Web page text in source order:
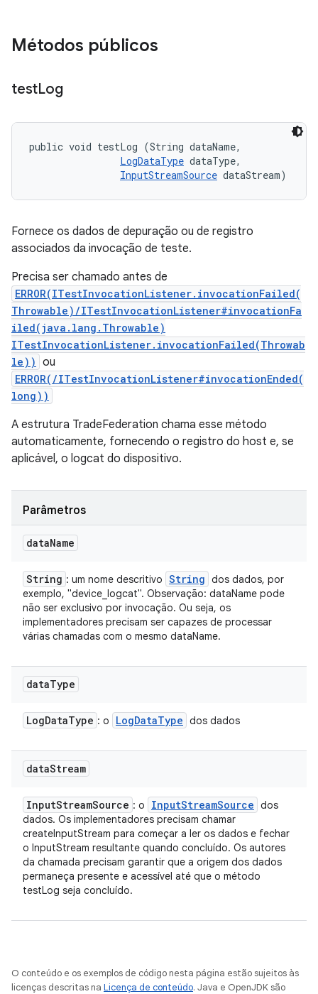
Métodos públicos
testLog
public void testLog (String dataName,
LogDataType dataType,
InputStreamSource dataStream)
Fornece os dados de depuração ou de registro
associados da invocação de teste.
Precisa ser chamado antes de
ERROR(ITestInvocationListener.invocationFailed(
Throwable)/ITestInvocationListener#invocationFa
iled(java.lang.Throwable)
ITestInvocationListener.invocationFailed(Throwab
le)) ou
ERROR(/ITestInvocationListener#invocationEnded(
long))
A estrutura TradeFederation chama esse método
automaticamente, fornecendo o registro do host e, se
aplicável, o logcat do dispositivo.
Parâmetros
dataName
String : um nome descritivo String dos dados, por
exemplo, "device_logcat". Observação: dataName pode
não ser exclusivo por invocação. Ou seja, os
implementadores precisam ser capazes de processar
várias chamadas com o mesmo dataName.
dataType
LogDataType : o LogDataType dos dados
dataStream
InputStreamSource : o InputStreamSource dos
dados. Os implementadores precisam chamar
createInputStream para começar a ler os dados e fechar
o InputStream resultante quando concluído. Os autores
da chamada precisam garantir que a origem dos dados
permaneça presente e acessível até que o método
testLog seja concluído.
O conteúdo e os exemplos de código nesta página estão sujeitos às
licenças descritas na Licença de conteúdo. Java e OpenJDK são